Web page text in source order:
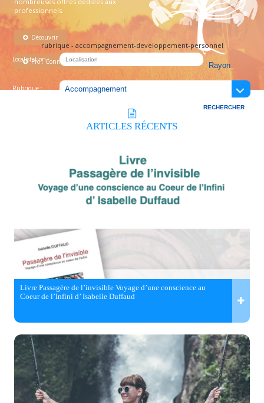
rubrique - accompagnement-developpement-personnel
Localistation :
Rubrique :
professionnels.
Découvrir
Pro : Connectez-vous !
ARTICLES RÉCENTS
Livre Passagère de l’invisible Voyage d’une conscience au
Coeur de l’Infini d’ Isabelle Duffaud